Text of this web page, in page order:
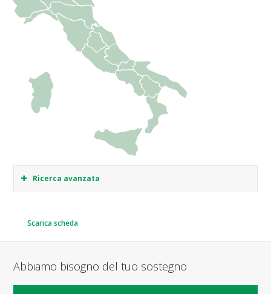
Ricerca avanzata
Scarica scheda
Abbiamo bisogno del tuo sostegno